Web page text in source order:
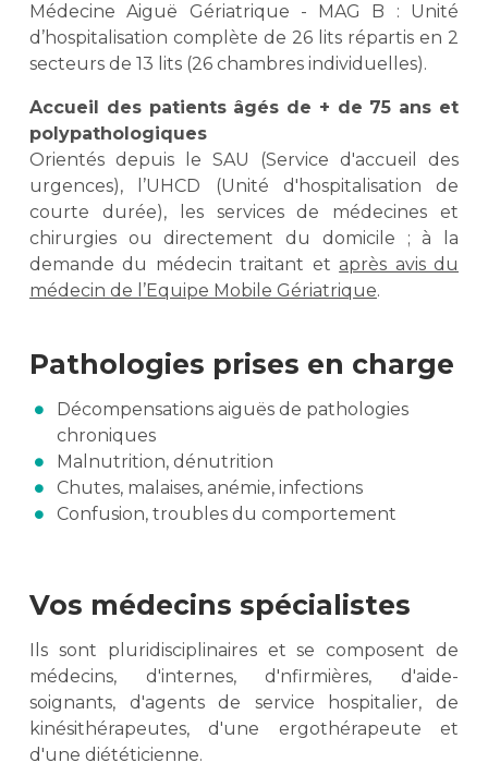
Médecine Aiguë Gériatrique - MAG B : Unité
d’hospitalisation complète de 26 lits répartis en 2
secteurs de 13 lits (26 chambres individuelles).
Accueil des patients âgés de + de 75 ans et
polypathologiques
Orientés depuis le SAU (Service d'accueil des
urgences), l’UHCD (Unité d'hospitalisation de
courte durée), les services de médecines et
chirurgies ou directement du domicile ; à la
demande du médecin traitant etaprès avis du
médecin de l’Equipe Mobile Gériatrique.
Pathologies prises en charge
Décompensations aiguës de pathologies
chroniques
Malnutrition, dénutrition
Chutes, malaises, anémie, infections
Confusion, troubles du comportement
Vos médecins spécialistes
Ils sont pluridisciplinaires et se composent de
médecins, d'internes, d'nfirmières, d'aide-
soignants, d'agents de service hospitalier, de
kinésithérapeutes, d'une ergothérapeute et
d'une diététicienne.